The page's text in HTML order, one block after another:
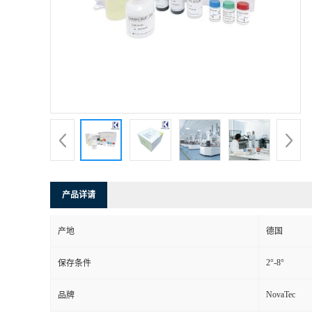
产品详请
产地 德国
保存条件 2°-8°
品牌 NovaTec